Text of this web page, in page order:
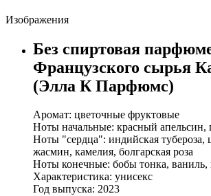
Изображения
Без спиртовая
Французского сырья
(Элла К Парфюмс)
Аромат: цветочные фруктовые
Ноты начальные: красный апельсин,
Ноты "сердца": индийская тубероза,
жасмин, камелия, болгарская роза
Ноты конечные: бобы тонка, ваниль,
Характеристика: унисекс
Год выпуска: 2023